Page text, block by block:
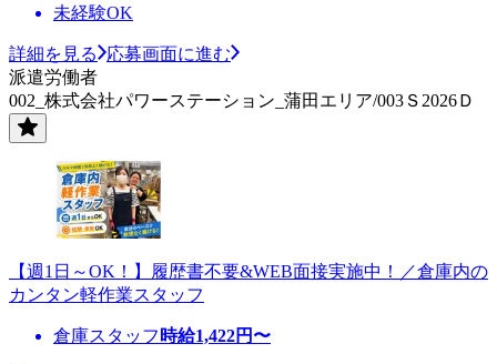
未経験OK
詳細を見る
応募画面に進む
派遣労働者
002_株式会社パワーステーション_蒲田エリア/003Ｓ2026Ｄ
【週1日～OK！】履歴書不要&WEB面接実施中！／倉庫内の
カンタン軽作業スタッフ
倉庫スタッフ 時給1,422円〜